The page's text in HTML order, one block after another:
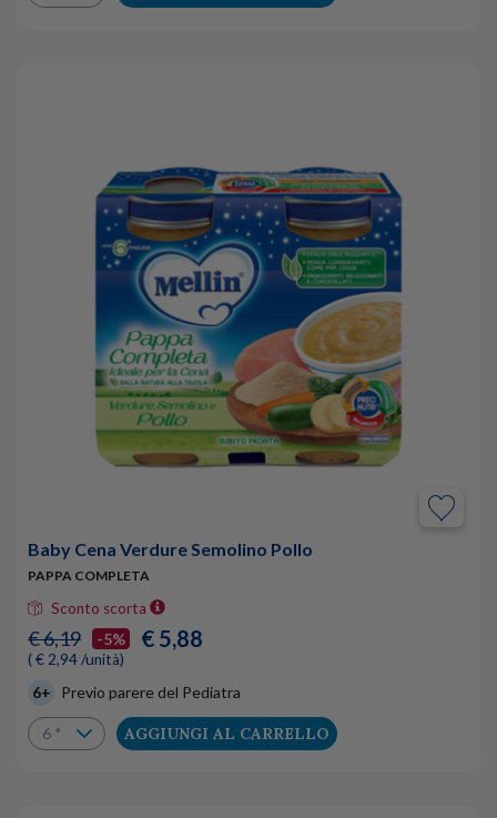
Baby Cena Verdure Semolino Pollo
PAPPA COMPLETA
Sconto scorta
€ 6,19 -5% € 5,88
( € 2,94 /unità)
6+ Previo parere del Pediatra
AGGIUNGI AL CARRELLO